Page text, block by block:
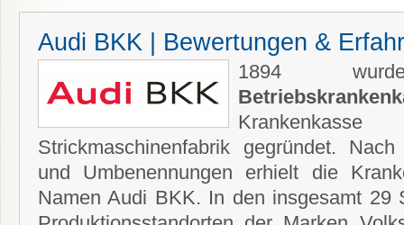
Audi BKK | Bewertungen &
1894
Strickmaschinenfabrik gegründet.
und Umbenennungen erhielt die
Namen Audi BKK. In den insgesamt 29